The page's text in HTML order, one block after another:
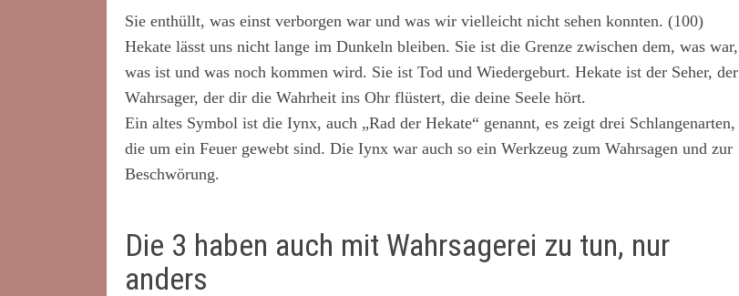
Sie enthüllt, was einst verborgen war und was wir vielleicht nicht sehen konnten. (100)
Hekate lässt uns nicht lange im Dunkeln bleiben. Sie ist die Grenze zwischen dem, was war,
was ist und was noch kommen wird. Sie ist Tod und Wiedergeburt. Hekate ist der Seher, der
Wahrsager, der dir die Wahrheit ins Ohr flüstert, die deine Seele hört.
Ein altes Symbol ist die Iynx, auch „Rad der Hekate“ genannt, es zeigt drei Schlangenarten,
die um ein Feuer gewebt sind. Die Iynx war auch so ein Werkzeug zum Wahrsagen und zur
Beschwörung.
Die 3 haben auch mit Wahrsagerei zu tun, nur
anders